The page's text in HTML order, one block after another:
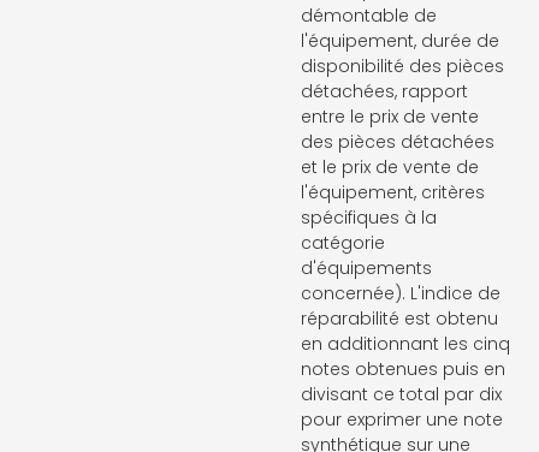
démontable de
l'équipement, durée de
disponibilité des pièces
détachées, rapport
entre le prix de vente
des pièces détachées
et le prix de vente de
l'équipement, critères
spécifiques à la
catégorie
d'équipements
concernée). L'indice de
réparabilité est obtenu
en additionnant les cinq
notes obtenues puis en
divisant ce total par dix
pour exprimer une note
synthétique sur une